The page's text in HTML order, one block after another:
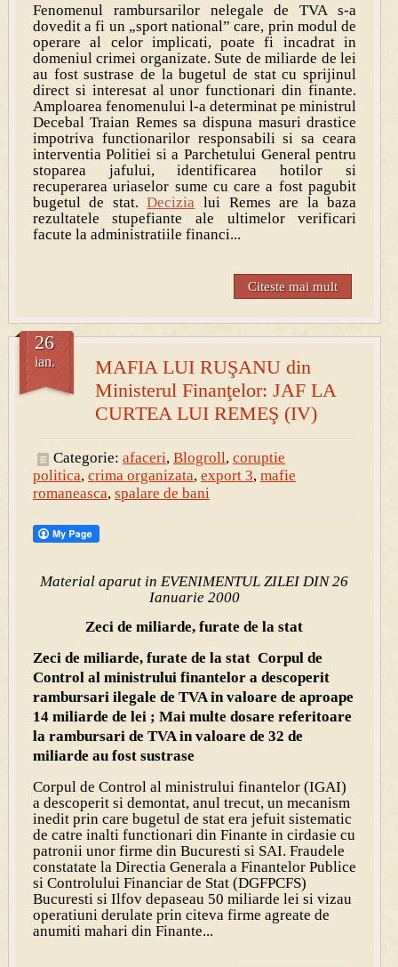
Fenomenul rambursarilor nelegale de TVA s-a
dovedit a fi un „sport national” care, prin modul de
operare al celor implicati, poate fi incadrat in
domeniul crimei organizate. Sute de miliarde de lei
au fost sustrase de la bugetul de stat cu sprijinul
direct si interesat al unor functionari din finante.
Amploarea fenomenului l-a determinat pe ministrul
Decebal Traian Remes sa dispuna masuri drastice
impotriva functionarilor responsabili si sa ceara
interventia Politiei si a Parchetului General pentru
stoparea jafului, identificarea hotilor si
recuperarea uriaselor sume cu care a fost pagubit
bugetul de stat.Decizia lui Remes are la baza
rezultatele stupefiante ale ultimelor verificari
facute la administratiile financi...
Citeste mai mult
MAFIA LUI RUŞANU din
Ministerul Finanţelor: JAF LA
CURTEA LUI REMEŞ (IV)
26
ian.
Categorie: afaceri, Blogroll, coruptie
politica, crima organizata, export 3, mafie
romaneasca, spalare de bani
Material aparut in EVENIMENTUL ZILEI DIN 26
Ianuarie 2000
Zeci de miliarde, furate de la stat
Zeci de miliarde, furate de la stat Corpul de
Control al ministrului finantelor a descoperit
rambursari ilegale de TVA in valoare de aproape
14 miliarde de lei ; Mai multe dosare referitoare
la rambursari de TVA in valoare de 32 de
miliarde au fost sustrase
Corpul de Control al ministrului finantelor (IGAI)
a descoperit si demontat, anul trecut, un mecanism
inedit prin care bugetul de stat era jefuit sistematic
de catre inalti functionari din Finante in cirdasie cu
patronii unor firme din Bucuresti si SAI. Fraudele
constatate la Directia Generala a Finantelor Publice
si Controlului Financiar de Stat (DGFPCFS)
Bucuresti si Ilfov depaseau 50 miliarde lei si vizau
operatiuni derulate prin citeva firme agreate de
anumiti mahari din Finante...